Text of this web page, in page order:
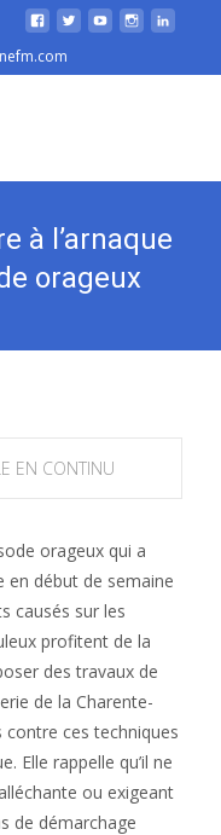
à l’arnaque
orageux
EN CONTINU
orageux qui a
en début de semaine
causés sur les
profitent de la
des travaux de
de la Charente-
ces techniques
Elle rappelle qu’il ne
ou exigeant
de démarchage